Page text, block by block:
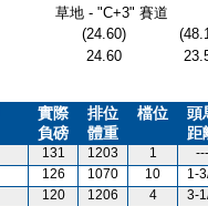
草地 - "C+3" 賽道
(24.60)
24.60
實際
負磅
排位
體重
檔位
頭
距
131 1203 1 ---
126 1070 10 1-
120 1206 4 3-